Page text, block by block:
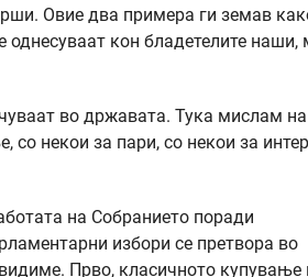
Овие два примера ги земав
кон бладетелите наши,
во државата. Тука мислам
некои за пари, со некои за
на Собранието поради
избори се претвора во
Прво, класичното купување